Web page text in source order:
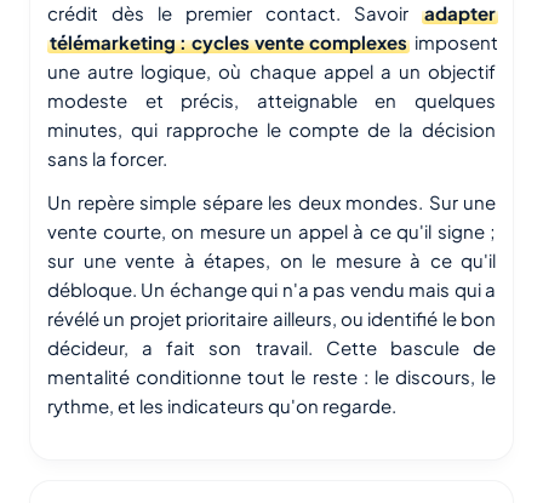
crédit dès le premier contact. Savoiradapter
télémarketing : cycles vente complexesimposent
une autre logique, où chaque appel a un objectif
modeste et précis, atteignable en quelques
minutes, qui rapproche le compte de la décision
sans la forcer.
Un repère simple sépare les deux mondes. Sur une
vente courte, on mesure un appel à ce qu'il signe ;
sur une vente à étapes, on le mesure à ce qu'il
débloque. Un échange qui n'a pas vendu mais qui a
révélé un projet prioritaire ailleurs, ou identifié le bon
décideur, a fait son travail. Cette bascule de
mentalité conditionne tout le reste : le discours, le
rythme, et les indicateurs qu'on regarde.